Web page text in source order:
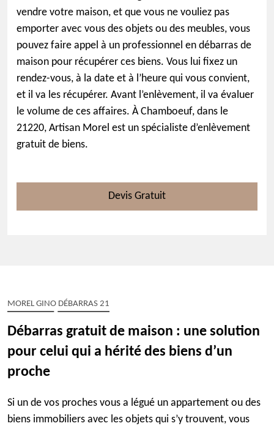
vendre votre maison, et que vous ne vouliez pas
emporter avec vous des objets ou des meubles, vous
pouvez faire appel à un professionnel en débarras de
maison pour récupérer ces biens. Vous lui fixez un
rendez-vous, à la date et à l’heure qui vous convient,
et il va les récupérer. Avant l’enlèvement, il va évaluer
le volume de ces affaires. À Chamboeuf, dans le
21220, Artisan Morel est un spécialiste d’enlèvement
gratuit de biens.
Devis Gratuit
MOREL GINO DÉBARRAS 21
Débarras gratuit de maison : une solution
pour celui qui a hérité des biens d’un
proche
Si un de vos proches vous a légué un appartement ou des
biens immobiliers avec les objets qui s’y trouvent, vous